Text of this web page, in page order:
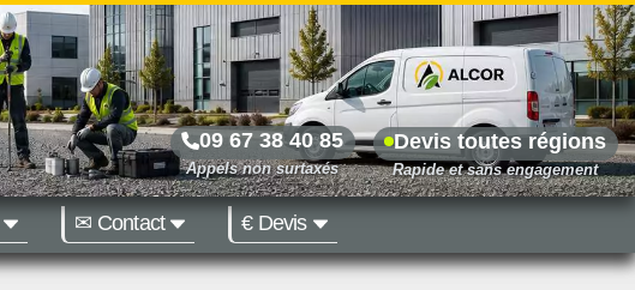
09 67 38 40 85 Devis toutes régions
✉ Contact € Devis